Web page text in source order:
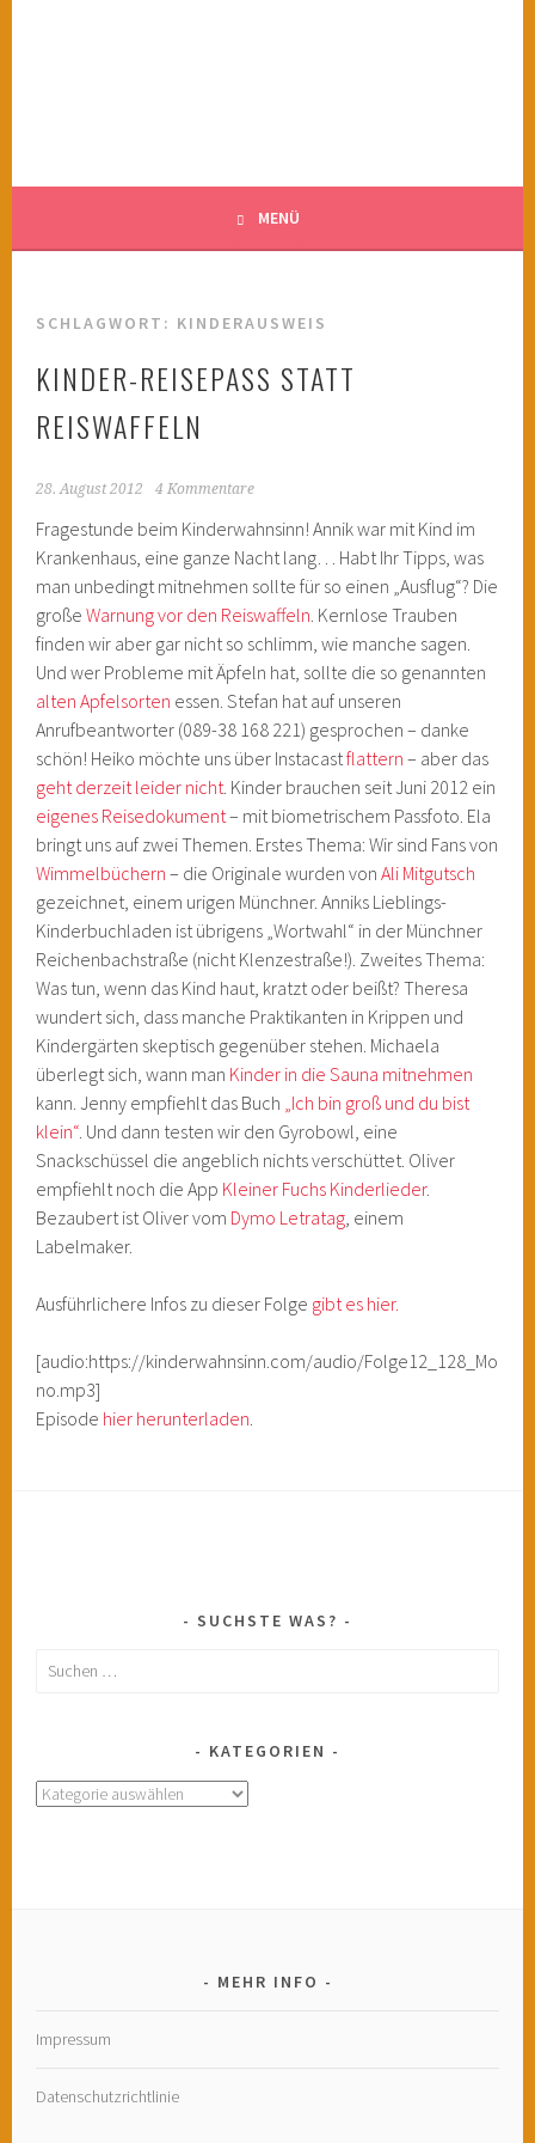
MENÜ
SCHLAGWORT: KINDERAUSWEIS
KINDER-REISEPASS STATT
REISWAFFELN
28. August 2012 4 Kommentare
Fragestunde beim Kinderwahnsinn! Annik war mit Kind im
Krankenhaus, eine ganze Nacht lang… Habt Ihr Tipps, was
man unbedingt mitnehmen sollte für so einen „Ausflug“? Die
großeWarnung vor den Reiswaffeln. Kernlose Trauben
finden wir aber gar nicht so schlimm, wie manche sagen.
Und wer Probleme mit Äpfeln hat, sollte die so genannten
alten Apfelsorten essen. Stefan hat auf unseren
Anrufbeantworter (089-38 168 221) gesprochen – danke
schön! Heiko möchte uns über Instacastflattern – aber das
geht derzeit leider nicht. Kinder brauchen seit Juni 2012 ein
eigenes Reisedokument– mit biometrischem Passfoto. Ela
bringt uns auf zwei Themen. Erstes Thema: Wir sind Fans von
Wimmelbüchern – die Originale wurden vonAli Mitgutsch
gezeichnet, einem urigen Münchner. Anniks Lieblings-
Kinderbuchladen ist übrigens „Wortwahl“ in der Münchner
Reichenbachstraße (nicht Klenzestraße!). Zweites Thema:
Was tun, wenn das Kind haut, kratzt oder beißt? Theresa
wundert sich, dass manche Praktikanten in Krippen und
Kindergärten skeptisch gegenüber stehen. Michaela
überlegt sich, wann man Kinder in die Sauna mitnehmen
kann. Jenny empfiehlt das Buch „Ich bin groß und du bist
klein“. Und dann testen wir den Gyrobowl, eine
Snackschüssel die angeblich nichts verschüttet. Oliver
empfiehlt noch die App Kleiner Fuchs Kinderlieder.
Bezaubert ist Oliver vom Dymo Letratag, einem
Labelmaker.
Ausführlichere Infos zu dieser Folge gibt es hier.
[audio:https://kinderwahnsinn.com/audio/Folge12_128_Mo
no.mp3]
Episode hier herunterladen.
SUCHSTE WAS?
Suchen
KATEGORIEN
Kategorien
MEHR INFO
Impressum
Datenschutzrichtlinie